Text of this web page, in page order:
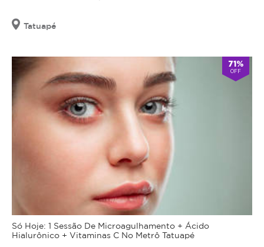
Tatuapé
71%
OFF
Só Hoje: 1 Sessão De Microagulhamento + Ácido
Hialurônico + Vitaminas C No Metrô Tatuapé